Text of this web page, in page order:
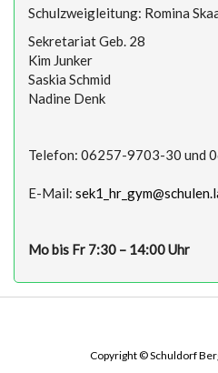
Schulzweigleitung: Romina
Sekretariat Geb. 28
Kim Junker
Saskia Schmid
Nadine Denk
Telefon: 06257-9703-30 und
E-Mail:
Mo bis Fr 7:30 – 14:00 Uhr
Copyright © Schuldorf